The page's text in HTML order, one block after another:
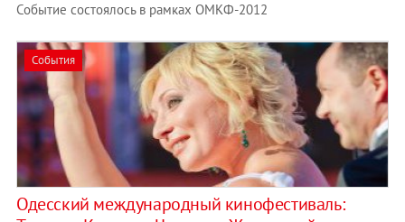
Событие состоялось в рамках ОМКФ-2012
События
Одесский международный кинофестиваль: